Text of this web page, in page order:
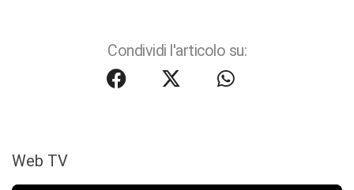
Condividi l'articolo su:
Web TV